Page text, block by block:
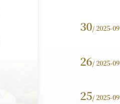
30/ 2025-09
26/ 2025-09
25/ 2025-09